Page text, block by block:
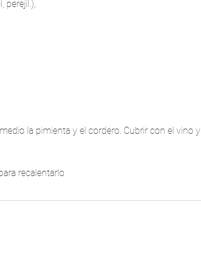
perejil.),
la pimienta y el cordero. Cubrir con el vino y
recalentarlo